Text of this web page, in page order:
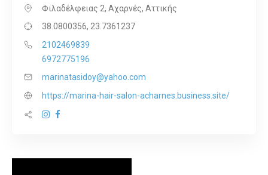
Φιλαδέλφειας 2, Αχαρνές, Αττικής
38.0800356, 23.7361237
2102469839
6972775196
marinatasidoy@yahoo.com
https://marina-hair-salon-acharnes.business.site/